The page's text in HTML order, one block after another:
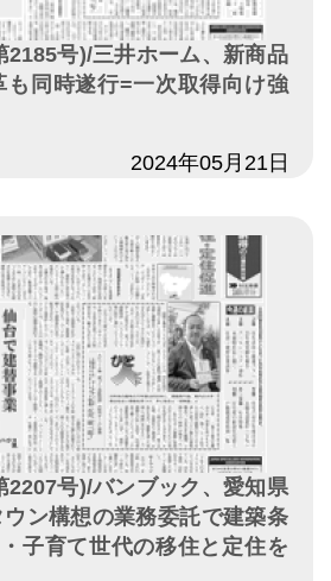
2185号)/三井ホーム、新商品
も同時遂行=一次取得向け強
2024年05月21日
2207号)/バンブック、愛知県
ン構想の業務委託で建築条
子育て世代の移住と定住を